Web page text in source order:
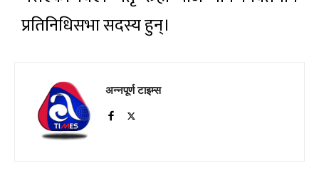
प्रतिनिधिसभा सदस्य हुन्।
अन्नपूर्ण टाइम्स